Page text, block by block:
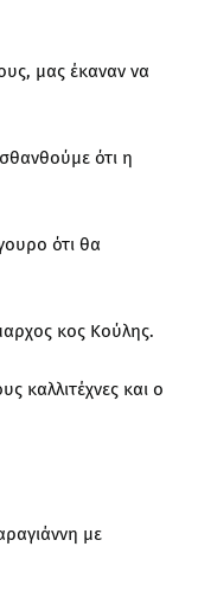
μας έκαναν να
ότι η
ότι θα
κος Κούλης.
καλλιτέχνες και ο
με